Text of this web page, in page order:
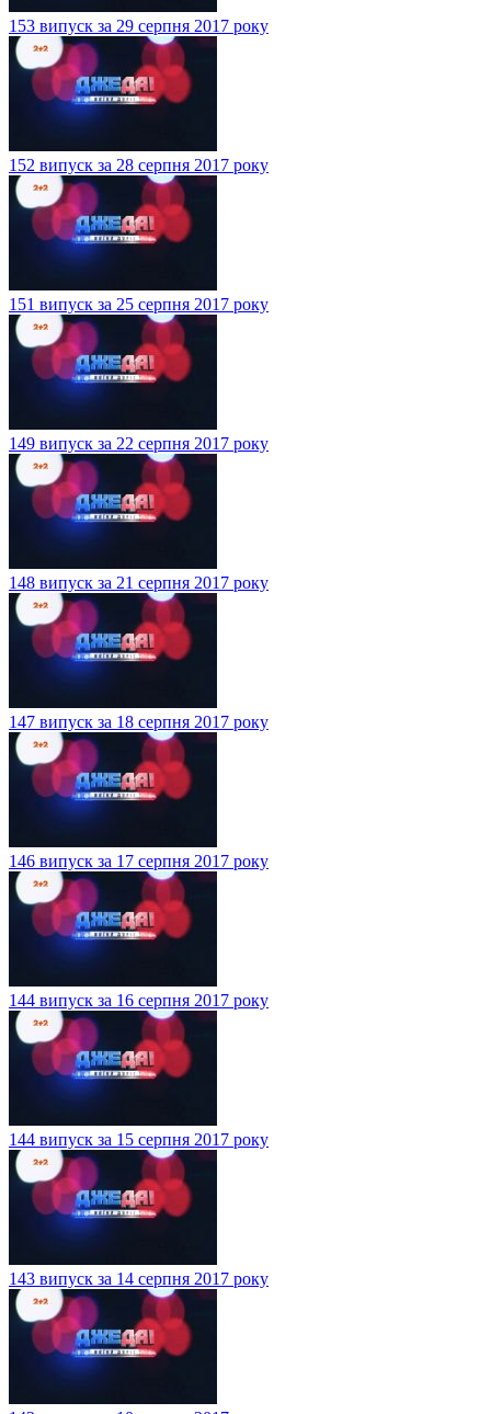
153 випуск за 29 серпня 2017 року
152 випуск за 28 серпня 2017 року
151 випуск за 25 серпня 2017 року
149 випуск за 22 серпня 2017 року
148 випуск за 21 серпня 2017 року
147 випуск за 18 серпня 2017 року
146 випуск за 17 серпня 2017 року
144 випуск за 16 серпня 2017 року
144 випуск за 15 серпня 2017 року
143 випуск за 14 серпня 2017 року